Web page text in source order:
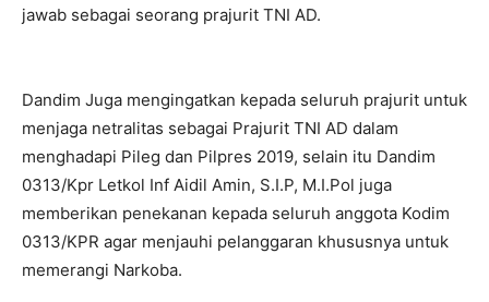
jawab sebagai seorang prajurit TNI AD.
Dandim Juga mengingatkan kepada seluruh prajurit untuk
menjaga netralitas sebagai Prajurit TNI AD dalam
menghadapi Pileg dan Pilpres 2019, selain itu Dandim
0313/Kpr Letkol Inf Aidil Amin, S.I.P, M.I.Pol juga
memberikan penekanan kepada seluruh anggota Kodim
0313/KPR agar menjauhi pelanggaran khususnya untuk
memerangi Narkoba.